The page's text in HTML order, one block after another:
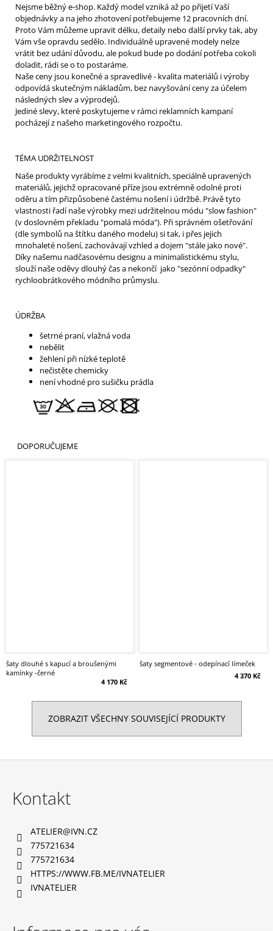
Nejsme běžný e-shop. Každý model vzniká až po přijetí Vaší
objednávky a na jeho zhotovení potřebujeme 12 pracovních dní.
Proto Vám můžeme upravit délku, detaily nebo další prvky tak, aby
Vám vše opravdu sedělo. Individuálně upravené modely nelze
vrátit bez udání důvodu, ale pokud bude po dodání potřeba cokoli
doladit, rádi se o to postaráme.
Naše ceny jsou konečné a spravedlivé - kvalita materiálů i výroby
odpovídá skutečným nákladům, bez navyšování ceny za účelem
následných slev a výprodejů.
Jediné slevy, které poskytujeme v rámci reklamních kampaní
pocházejí z našeho marketingového rozpočtu.
TÉMA UDRŽITELNOST
Naše produkty vyrábíme z velmi kvalitních, speciálně upravených
materiálů, jejichž opracované příze jsou extrémně odolné proti
oděru a tím přizpůsobené častému nošení i údržbě. Právě tyto
vlastnosti řadí naše výrobky mezi udržitelnou módu "slow fashion"
(v doslovném překladu "pomalá móda"). Při správném ošetřování
(dle symbolů na štítku daného modelu) si tak, i přes jejich
mnohaleté nošení, zachovávají vzhled a dojem "stále jako nové".
Díky našemu nadčasovému designu a minimalistickému stylu,
slouží naše oděvy dlouhý čas a nekončí jako "sezónní odpadky"
rychloobrátkového módního průmyslu.
ÚDRŽBA
šetrné praní, vlažná voda
nebělit
žehlení při nízké teplotě
nečistěte chemicky
není vhodné pro sušičku prádla
DOPORUČUJEME
šaty dlouhé s kapucí a broušenými
kamínky -černé
4 170 Kč
šaty segmentové - odepínací límeček
4 370 Kč
ZOBRAZIT VŠECHNY SOUVISEJÍCÍ PRODUKTY
Kontakt
ATELIER@IVN.CZ
775721634
775721634
HTTPS://WWW.FB.ME/IVNATELIER
IVNATELIER